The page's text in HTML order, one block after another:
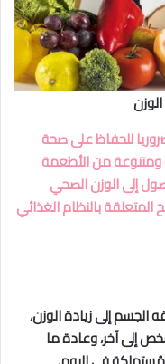
للحفاظ على صحة
ومتنوعة من الأطعمة
إلى الوزن الصحي
بالنظام الغذائي
الجسم إلى زيادة الوزن،
إلى آخر، وعادة ما